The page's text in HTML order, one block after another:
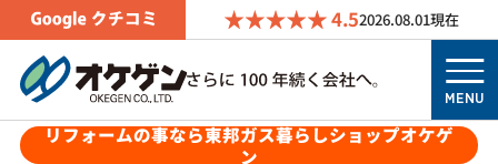
4.52026.08.01現在
MENU
リフォームの事なら東邦ガス暮らしショップオケゲ
ン